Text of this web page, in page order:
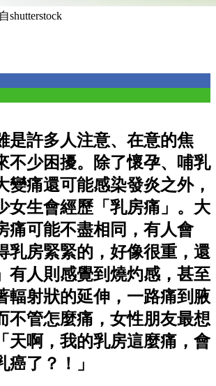
shutterstock
是許多人注意、在意的焦
不少困擾。除了懷孕、哺乳
變痛還可能感染發炎之外，
女生會經歷「乳房痛」。大
痛可能不盡相同，有人會
乳房緊緊的，好像很重，還
有人則感覺到燒灼感，甚至
輻射狀的延伸，一路痛到腋
不管怎麼痛，女性朋友最想
天啊，我的乳房這麼痛，會
了？！」